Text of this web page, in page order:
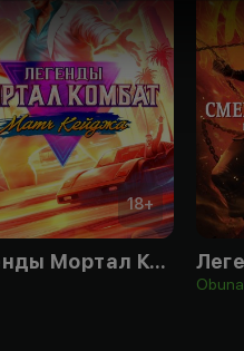
18+
Легенды Мортал Комбат: Матч Кейджа
Obuna